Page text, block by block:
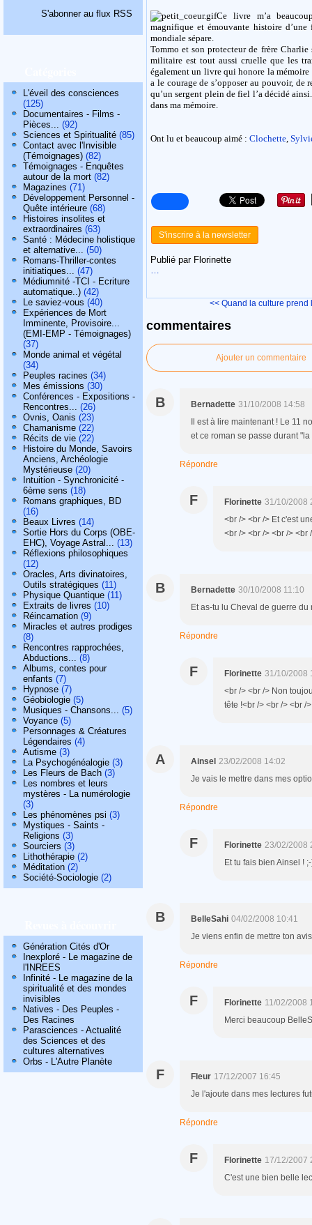
S'abonner au flux RSS
L'éveil des consciences
(125)
Documentaires - Films -
Pièces... (92)
Sciences et Spiritualité (85)
Contact avec l'Invisible
(Témoignages) (82)
Témoignages - Enquêtes
autour de la mort (82)
Magazines (71)
Développement Personnel -
Quête intérieure (68)
Histoires insolites et
extraordinaires (63)
Santé : Médecine holistique
et alternative... (50)
Romans-Thriller-contes
initiatiques... (47)
Médiumnité -TCI - Ecriture
automatique..) (42)
Le saviez-vous (40)
Expériences de Mort
Imminente, Provisoire...
(EMI-EMP - Témoignages)
(37)
Monde animal et végétal
(34)
Peuples racines (34)
Mes émissions (30)
Conférences - Expositions -
Rencontres... (26)
Ovnis, Oanis (23)
Chamanisme (22)
Récits de vie (22)
Histoire du Monde, Savoirs
Anciens, Archéologie
Mystérieuse (20)
Intuition - Synchronicité -
6ème sens (18)
Romans graphiques, BD
(16)
Beaux Livres (14)
Sortie Hors du Corps (OBE-
EHC), Voyage Astral... (13)
Réflexions philosophiques
(12)
Oracles, Arts divinatoires,
Outils stratégiques (11)
Physique Quantique (11)
Extraits de livres (10)
Réincarnation (9)
Miracles et autres prodiges
(8)
Rencontres rapprochées,
Abductions... (8)
Albums, contes pour
enfants (7)
Hypnose (7)
Géobiologie (5)
Musiques - Chansons... (5)
Voyance (5)
Personnages & Créatures
Légendaires (4)
Autisme (3)
La Psychogénéalogie (3)
Les Fleurs de Bach (3)
Les nombres et leurs
mystères - La numérologie
(3)
Les phénomènes psi (3)
Mystiques - Saints -
Religions (3)
Sourciers (3)
Lithothérapie (2)
Méditation (2)
Société-Sociologie (2)
Génération Cités d'Or
Inexploré - Le magazine de
l'INREES
Infinité - Le magazine de la
spiritualité et des mondes
invisibles
Natives - Des Peuples -
Des Racines
Parasciences - Actualité
des Sciences et des
cultures alternatives
Orbs - L'Autre Planète
Ce livre m’a
magnifique et émouvante histoire
mondiale sépare.
Tommo et son protecteur de frère
militaire est tout aussi cruelle que les
également un livre qui honore la
a le courage de s’opposer au pouvoir, de
qu’un sergent plein de fiel l’a décidé
dans ma mémoire.
Ont lu et beaucoup aimé : Clochette,
S'inscrire à la newsletter
Publié par Florinette
…
<< Quand la culture prend
commentaires
Ajouter un commentaire
B Bernadette 31/10/2008 14:58
Il est à lire maintenant ! Le 11
et ce roman se passe durant
Répondre
F Florinette 31/10/2008
<br /> <br /> Et c'est
<br /> <br /> <br /> <br
B Bernadette 30/10/2008 11:10
Et as-tu lu Cheval de guerre du
Répondre
F Florinette 31/10/2008
<br /> <br /> Non
tête !<br /> <br /> <br /
A Ainsel 23/02/2008 14:02
Je vais le mettre dans mes
Répondre
F Florinette 23/02/2008
Et tu fais bien Ainsel !
B BelleSahi 04/02/2008 10:41
Je viens enfin de mettre ton
Répondre
F Florinette 11/02/2008
Merci beaucoup
F Fleur 17/12/2007 16:45
Je l'ajoute dans mes lectures
Répondre
F Florinette 17/12/2007
C'est une bien belle